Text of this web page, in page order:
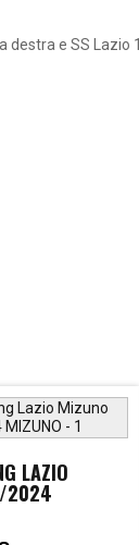
destra e SS Lazio
LAZIO
2024